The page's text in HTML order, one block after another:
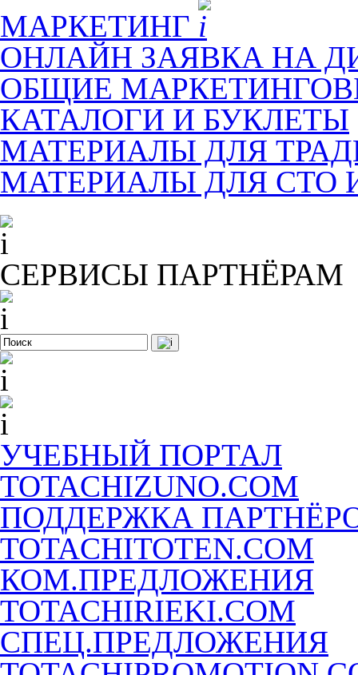
МАРКЕТИНГ
ОНЛАЙН ЗАЯВКА НА
ОБЩИЕ
КАТАЛОГИ И БУКЛЕТЫ
МАТЕРИАЛЫ ДЛЯ
МАТЕРИАЛЫ ДЛЯ СТО
СЕРВИСЫ ПАРТНЁРАМ
УЧЕБНЫЙ ПОРТАЛ
TOTACHIZUNO.COM
ПОДДЕРЖКА
TOTACHITOTEN.COM
КОМ.ПРЕДЛОЖЕНИЯ
TOTACHIRIEKI.COM
СПЕЦ.ПРЕДЛОЖЕНИЯ